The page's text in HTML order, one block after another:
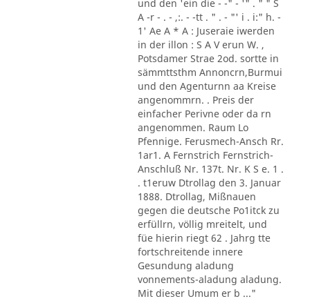
und den 'ein die - -" - '" . " " S
A -r - . - ,:. - -tt . " . - "' i . i:" h. -
1' Ae A * A : Juseraie iwerden
in der illon : S A V erun W. ,
Potsdamer Strae 2od. sortte in
sämmttsthm Annoncrn,Burmui
und den Agenturnn aa Kreise
angenommrn. . Preis der
einfacher Perivne oder da rn
angenommen. Raum Lo
Pfennige. Ferusmech-Ansch Rr.
1ar1. A Fernstrich Fernstrich-
Anschluß Nr. 137t. Nr. K S e. 1 .
. t1eruw Dtrollag den 3. Januar
1888. Dtrollag, Mißnauen
gegen die deutsche Po1itck zu
erfüllrn, völlig mreitelt, und
füe hierin riegt 62 . Jahrg tte
fortschreitende innere
Gesundung aladung
vonnements-aladung aladung.
Mit dieser Umum er b ..."